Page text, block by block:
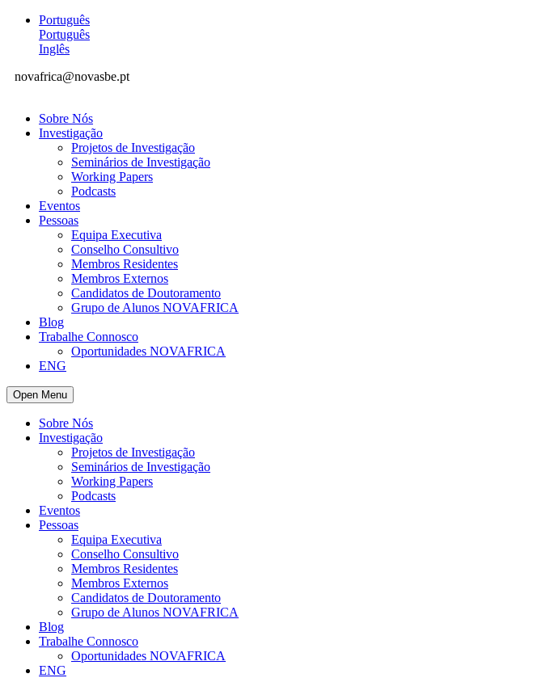
Português
Português
Inglês
novafrica@novasbe.pt
Sobre Nós
Investigação
Projetos de Investigação
Seminários de Investigação
Working Papers
Podcasts
Eventos
Pessoas
Equipa Executiva
Conselho Consultivo
Membros Residentes
Membros Externos
Candidatos de Doutoramento
Grupo de Alunos NOVAFRICA
Blog
Trabalhe Connosco
Oportunidades NOVAFRICA
ENG
Open Menu
Sobre Nós
Investigação
Projetos de Investigação
Seminários de Investigação
Working Papers
Podcasts
Eventos
Pessoas
Equipa Executiva
Conselho Consultivo
Membros Residentes
Membros Externos
Candidatos de Doutoramento
Grupo de Alunos NOVAFRICA
Blog
Trabalhe Connosco
Oportunidades NOVAFRICA
ENG